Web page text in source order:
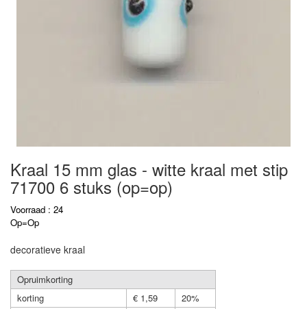
Kraal 15 mm glas - witte kraal met stip
71700 6 stuks (op=op)
Voorraad : 24
Op=Op
decoratieve kraal
Opruimkorting
korting
€ 1,59
20%